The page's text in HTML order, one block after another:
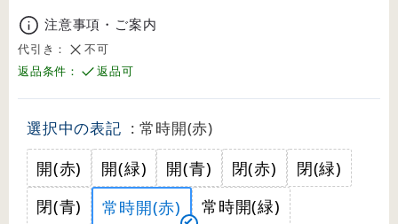
注意事項・ご案内
代引き：
不可
返品条件：
返品可
選択中の表記 : 常時開(赤)
開(赤) 開(緑) 開(青) 閉(赤)
閉(緑)
閉(青)
常時開(赤)
常時開(緑)